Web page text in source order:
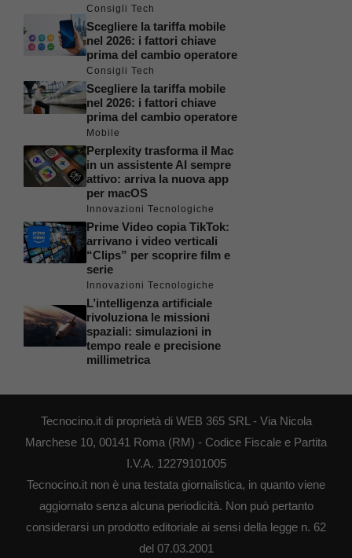
Consigli Tech
Scegliere la tariffa mobile
nel 2026: i fattori chiave
prima del cambio operatore
Consigli Tech
Scegliere la tariffa mobile
nel 2026: i fattori chiave
prima del cambio operatore
Mobile
Perplexity trasforma il Mac
in un assistente AI sempre
attivo: arriva la nuova app
per macOS
Innovazioni Tecnologiche
Prime Video copia TikTok:
arrivano i video verticali
“Clips” per scoprire film e
serie
Innovazioni Tecnologiche
L’intelligenza artificiale
rivoluziona le missioni
spaziali: simulazioni in
tempo reale e precisione
millimetrica
Tecnocino.it di proprietà di WEB 365 SRL - Via Nicola
Marchese 10, 00141 Roma (RM) - Codice Fiscale e Partita
I.V.A. 12279101005
Tecnocino.it non è una testata giornalistica, in quanto viene
aggiornato senza alcuna periodicità. Non può pertanto
considerarsi un prodotto editoriale ai sensi della legge n. 62
del 07.03.2001